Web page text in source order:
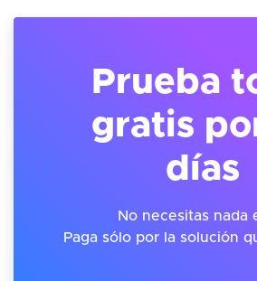
Prueba
gratis
días
No necesitas nada
Paga sólo por la solución